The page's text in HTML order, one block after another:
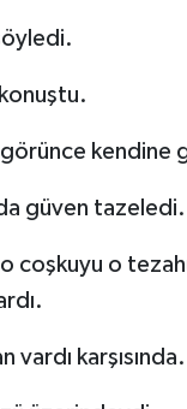
görünce kendine
güven tazeledi.
o coşkuyu o
vardı karşısında.